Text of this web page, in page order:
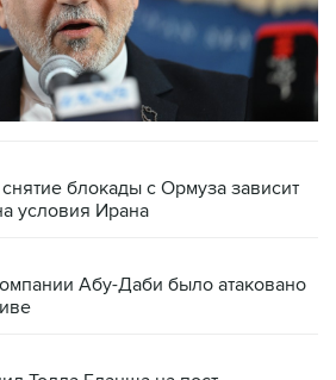
блокады с Ормуза зависит
условия Ирана
Абу-Даби было атаковано